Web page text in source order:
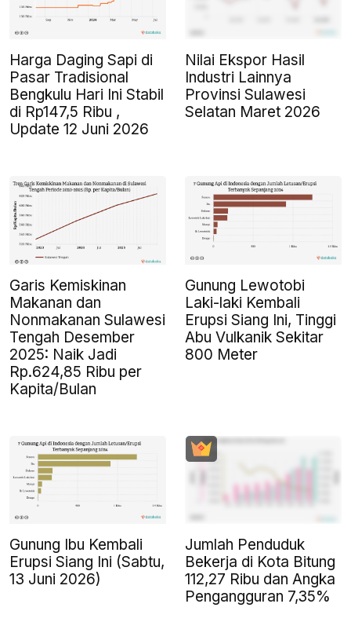
Harga Daging Sapi di
Pasar Tradisional
Bengkulu Hari Ini Stabil
di Rp147,5 Ribu ,
Update 12 Juni 2026
Nilai Ekspor Hasil
Industri Lainnya
Provinsi Sulawesi
Selatan Maret 2026
Garis Kemiskinan
Makanan dan
Nonmakanan Sulawesi
Tengah Desember
2025: Naik Jadi
Rp.624,85 Ribu per
Kapita/Bulan
Gunung Lewotobi
Laki-laki Kembali
Erupsi Siang Ini, Tinggi
Abu Vulkanik Sekitar
800 Meter
Gunung Ibu Kembali
Erupsi Siang Ini (Sabtu,
13 Juni 2026)
Jumlah Penduduk
Bekerja di Kota Bitung
112,27 Ribu dan Angka
Pengangguran 7,35%